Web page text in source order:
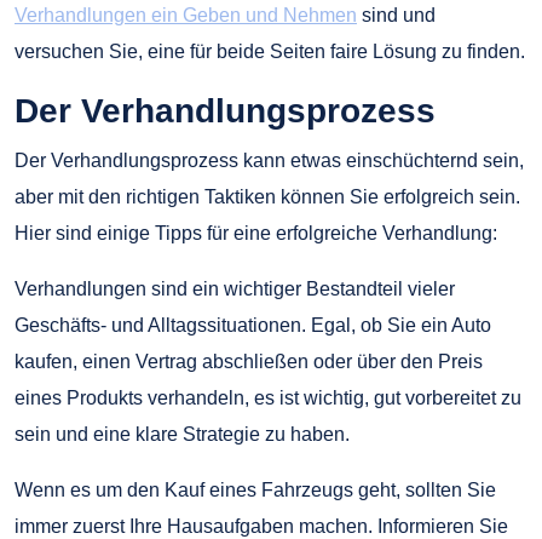
Verhandlungen ein Geben und Nehmen sind und
versuchen Sie, eine für beide Seiten faire Lösung zu finden.
Der Verhandlungsprozess
Der Verhandlungsprozess kann etwas einschüchternd sein,
aber mit den richtigen Taktiken können Sie erfolgreich sein.
Hier sind einige Tipps für eine erfolgreiche Verhandlung:
Verhandlungen sind ein wichtiger Bestandteil vieler
Geschäfts- und Alltagssituationen. Egal, ob Sie ein Auto
kaufen, einen Vertrag abschließen oder über den Preis
eines Produkts verhandeln, es ist wichtig, gut vorbereitet zu
sein und eine klare Strategie zu haben.
Wenn es um den Kauf eines Fahrzeugs geht, sollten Sie
immer zuerst Ihre Hausaufgaben machen. Informieren Sie